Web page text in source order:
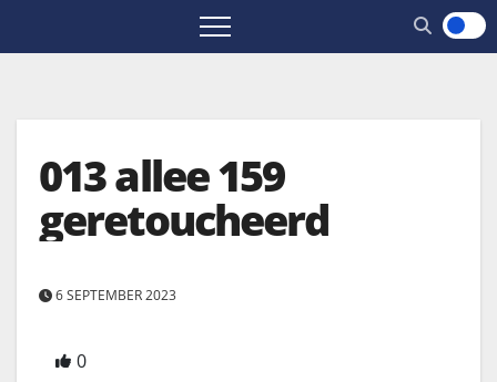
013 allee 159
geretoucheerd
6 SEPTEMBER 2023
0